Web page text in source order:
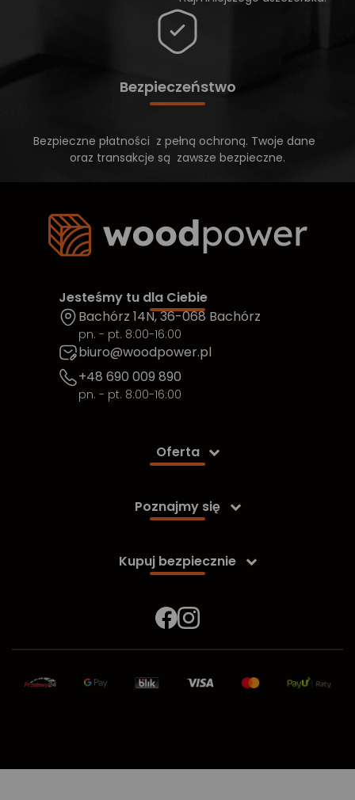
Bezpieczeństwo
Bezpieczne płatności z pełną ochroną. Twoje dane
oraz transakcje są zawsze bezpieczne.
Jesteśmy tu dla Ciebie
Bachórz 14N, 36-068 Bachórz
pn. - pt. 8:00-16:00
biuro@woodpower.pl
+48 690 009 890
pn. - pt. 8:00-16:00
Oferta 
Poznajmy się 
Kupuj bezpiecznie 